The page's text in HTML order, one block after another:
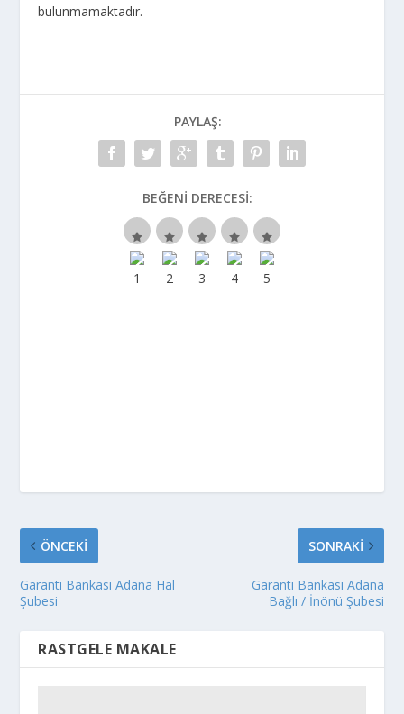
bulunmamaktadır.
PAYLAŞ:
BEĞENI DERECESI:
ÖNCEKI
Garanti Bankası Adana Hal
Şubesi
SONRAKI
Garanti Bankası Adana
Bağlı / İnönü Şubesi
RASTGELE MAKALE